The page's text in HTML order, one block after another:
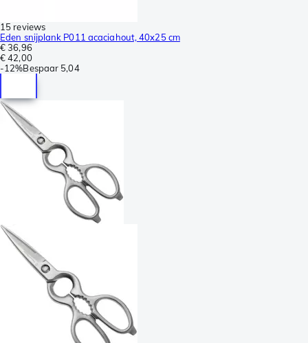
15 reviews
Eden snijplank P011 acaciahout, 40x25 cm
€ 36,96
€ 42,00
-12%Bespaar 5,04